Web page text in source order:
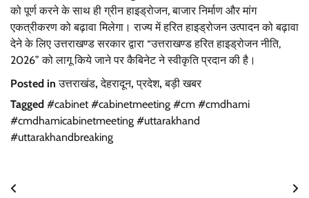
को पूर्ण करने के साथ ही ग्रीन हाइड्रोजन, बाजार निर्माण और मांग
एकत्रीकरण को बढ़ावा मिलेगा। राज्य में हरित हाइड्रोजन उत्पादन को बढ़ावा
देने के लिए उत्तराखण्ड सरकार द्वारा “उत्तराखण्ड हरित हाइड्रोजन नीति,
2026” को लागू किये जाने पर कैबिनेट ने स्वीकृति प्रदान की है।
Posted inउत्तराखंड,देहरादून,प्रदेश,बड़ी खबर
Tagged #cabinet #cabinetmeeting #cm #cmdhami
#cmdhamicabinetmeeting #uttarakhand
#uttarakhandbreaking
Post